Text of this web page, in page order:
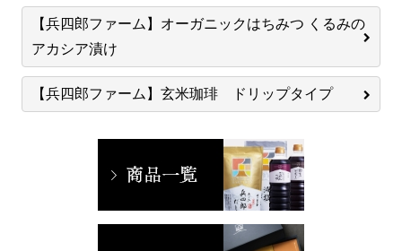
【兵四郎ファーム】オーガニックはちみつ くるみの
アカシア漬け
【兵四郎ファーム】玄米珈琲 ドリップタイプ